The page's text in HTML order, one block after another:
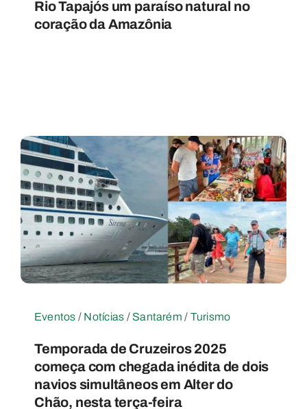
Rio Tapajós um paraíso natural no
coração da Amazônia
Eventos / Notícias / Santarém / Turismo
Temporada de Cruzeiros 2025
começa com chegada inédita de dois
navios simultâneos em Alter do
Chão, nesta terça-feira